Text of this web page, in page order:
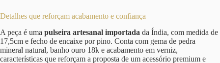
Detalhes que reforçam acabamento e confiança
A peça é uma pulseira artesanal importada da Índia, com medida de
17,5cm e fecho de encaixe por pino. Conta com gema de pedra
mineral natural, banho ouro 18k e acabamento em verniz,
características que reforçam a proposta de um acessório premium e